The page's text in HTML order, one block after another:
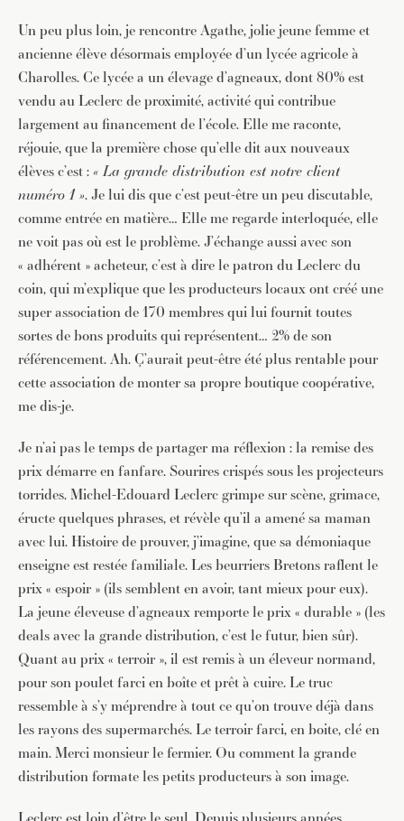
Un peu plus loin, je rencontre Agathe, jolie jeune femme et
ancienne élève désormais employée d’un lycée agricole à
Charolles. Ce lycée a un élevage d’agneaux, dont 80% est
vendu au Leclerc de proximité, activité qui contribue
largement au financement de l’école. Elle me raconte,
réjouie, que la première chose qu’elle dit aux nouveaux
élèves c’est : « La grande distribution est notre client
numéro 1 ». Je lui dis que c’est peut-être un peu discutable,
comme entrée en matière… Elle me regarde interloquée, elle
ne voit pas où est le problème. J’échange aussi avec son
« adhérent » acheteur, c’est à dire le patron du Leclerc du
coin, qui m’explique que les producteurs locaux ont créé une
super association de 170 membres qui lui fournit toutes
sortes de bons produits qui représentent… 2% de son
référencement. Ah. Ç’aurait peut-être été plus rentable pour
cette association de monter sa propre boutique coopérative,
me dis-je.
Je n’ai pas le temps de partager ma réflexion : la remise des
prix démarre en fanfare. Sourires crispés sous les projecteurs
torrides. Michel-Edouard Leclerc grimpe sur scène, grimace,
éructe quelques phrases, et révèle qu’il a amené sa maman
avec lui. Histoire de prouver, j’imagine, que sa démoniaque
enseigne est restée familiale. Les beurriers Bretons raflent le
prix « espoir » (ils semblent en avoir, tant mieux pour eux).
La jeune éleveuse d’agneaux remporte le prix « durable » (les
deals avec la grande distribution, c’est le futur, bien sûr).
Quant au prix « terroir », il est remis à un éleveur normand,
pour son poulet farci en boîte et prêt à cuire. Le truc
ressemble à s’y méprendre à tout ce qu’on trouve déjà dans
les rayons des supermarchés. Le terroir farci, en boite, clé en
main. Merci monsieur le fermier. Ou comment la grande
distribution formate les petits producteurs à son image.